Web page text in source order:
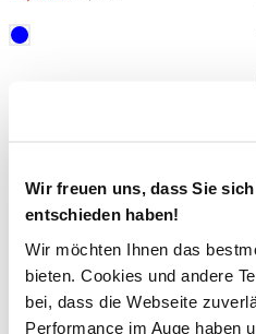
Wir freuen uns, dass Sie
entschieden haben!
Wir möchten Ihnen das
bieten. Cookies und andere
bei, dass die Webseite
Performance im Auge haben
Unisex Tennissocken
CUSHIONED CREW im 3er Pack
15,00 €